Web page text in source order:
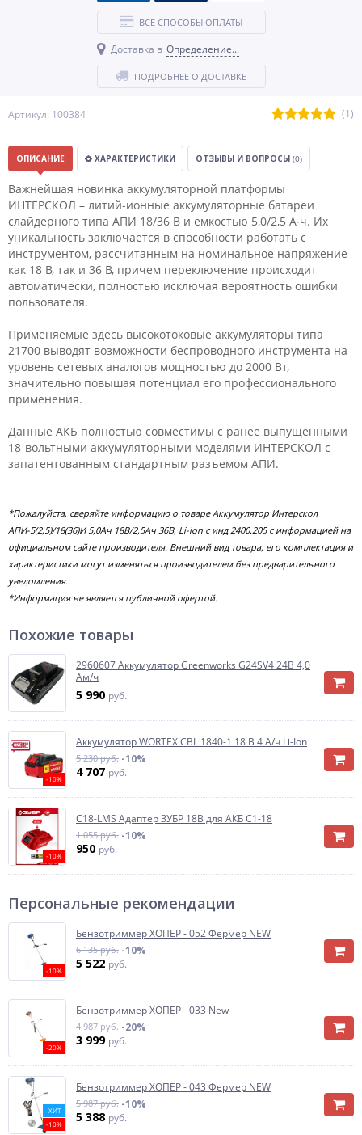
Артикул: 100384 (1)
ВСЕ СПОСОБЫ ОПЛАТЫ
Доставка в Определение...
ПОДРОБНЕЕ О ДОСТАВКЕ
ОПИСАНИЕ ХАРАКТЕРИСТИКИ ОТЗЫВЫ И ВОПРОСЫ (0)
Важнейшая новинка аккумуляторной платформы
ИНТЕРСКОЛ – литий-ионные аккумуляторные батареи
слайдерного типа АПИ 18/36 В и емкостью 5,0/2,5 А∙ч. Их
уникальность заключается в способности работать с
инструментом, рассчитанным на номинальное напряжение
как 18 В, так и 36 В, причем переключение происходит
автоматически, полностью исключая вероятность ошибки
пользователя.
Применяемые здесь высокотоковые аккумуляторы типа
21700 выводят возможности беспроводного инструмента на
уровень сетевых аналогов мощностью до 2000 Вт,
значительно повышая потенциал его профессионального
применения.
Данные АКБ полностью совместимы с ранее выпущенными
18-вольтными аккумуляторными моделями ИНТЕРСКОЛ с
запатентованным стандартным разъемом АПИ.
*Пожалуйста, сверяйте информацию о товаре Аккумулятор Интерскол
АПИ-5(2,5)/18(36)И 5,0Ач 18В/2,5Ач 36В, Li-ion с инд 2400.205 с информацией на
официальном сайте производителя. Внешний вид товара, его комплектация и
характеристики могут изменяться производителем без предварительного
уведомления.
*Информация не является публичной офертой.
Похожие товары
2960607 Аккумулятор Greenworks G24SV4 24B 4,0
Ам/ч
5 990 руб.
-10%
Аккумулятор WORTEX CBL 1840-1 18 В 4 А/ч Li-Ion
5 230 руб. -10%
4 707 руб.
-10%
C18-LMS Адаптер ЗУБР 18В для АКБ С1-18
1 055 руб. -10%
950 руб.
Персональные рекомендации
-10%
Бензотриммер ХОПЕР - 052 Фермер NEW
6 135 руб. -10%
5 522 руб.
-20%
Бензотриммер ХОПЕР - 033 New
4 987 руб. -20%
3 999 руб.
ХИТ
-10%
Бензотриммер ХОПЕР - 043 Фермер NEW
5 987 руб. -10%
5 388 руб.